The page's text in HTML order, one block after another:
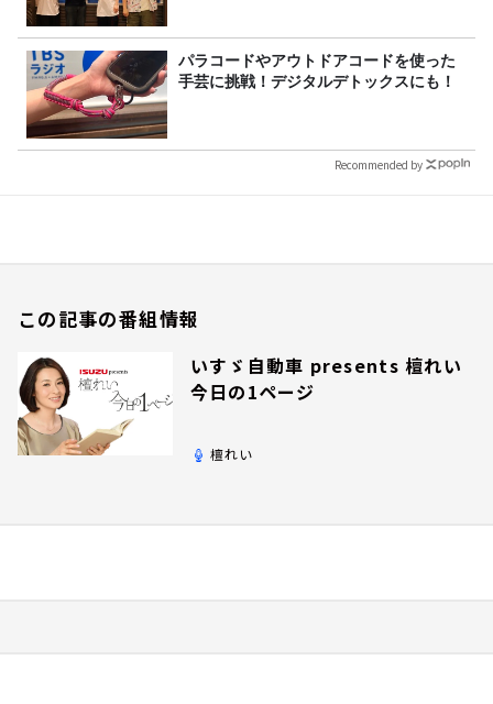
パラコードやアウトドアコードを使った
手芸に挑戦！デジタルデトックスにも！
Recommended by
この記事の番組情報
いすゞ自動車 presents 檀れい
今日の1ページ
檀れい